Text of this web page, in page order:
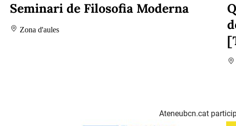
Seminari de Filosofia Moderna
Zona d'aules
Ateneubcn.cat